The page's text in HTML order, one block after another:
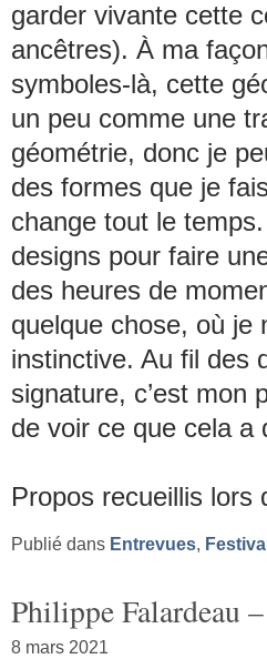
garder vivante cette
ancêtres). À ma
symboles-là, cette
un peu comme une
géométrie, donc je
des formes que je
change tout le
designs pour faire
des heures de
quelque chose, où je
instinctive. Au fil des
signature, c’est mon
de voir ce que cela a
Propos recueillis lors
Publié dans Entrevues,
Philippe Falardeau
8 mars 2021